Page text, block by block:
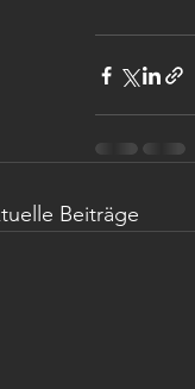
Beiträge